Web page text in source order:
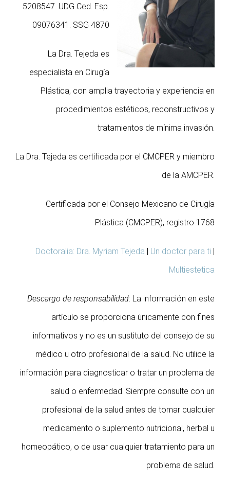
5208547. UDG Ced. Esp.
09076341. SSG 4870
La Dra. Tejeda es
especialista en Cirugía
Plástica, con amplia trayectoria y experiencia en
procedimientos estéticos, reconstructivos y
tratamientos de mínima invasión.
La Dra. Tejeda es certificada por el CMCPER y miembro
de la AMCPER.
Certificada por el Consejo Mexicano de Cirugía
Plástica (CMCPER), registro 1768
Doctoralia: Dra. Myriam Tejeda Un doctor para ti
Multiestetica
Descargo de responsabilidad: La información en este
artículo se proporciona únicamente con fines
informativos y no es un sustituto del consejo de su
médico u otro profesional de la salud. No utilice la
información para diagnosticar o tratar un problema de
salud o enfermedad. Siempre consulte con un
profesional de la salud antes de tomar cualquier
medicamento o suplemento nutricional, herbal u
homeopático, o de usar cualquier tratamiento para un
problema de salud.